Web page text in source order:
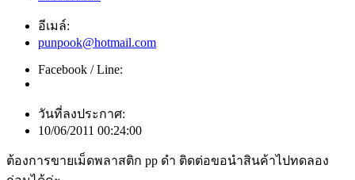
อีเมล์:
punpook@hotmail.com
Facebook / Line:
วันที่ลงประกาศ:
10/06/2011 00:24:00
ต้องการขายเม็ดพลาสติก pp ดำ ติดต่อขอนำสินค้าไปทดลอง